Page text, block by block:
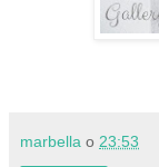
marbella o 23:53